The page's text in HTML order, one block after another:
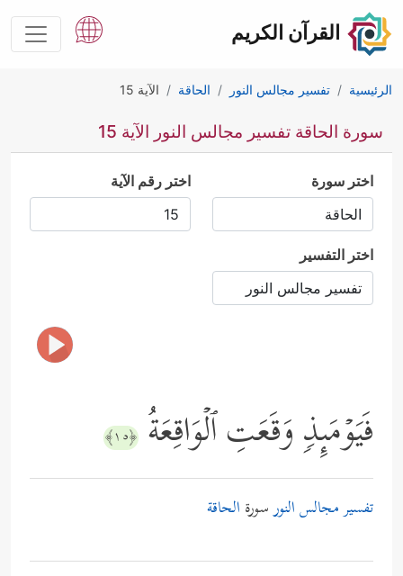
القرآن الكريم
الرئيسية تفسير مجالس النور الحاقة الآية 15
سورة الحاقة تفسير مجالس النور الآية 15
اختر سورة اختر رقم الآية
اختر التفسير
فَیَوۡمَىِٕذࣲ وَقَعَتِ ٱلۡوَاقِعَةُ ﴿١٥﴾
تفسير مجالس النورسورة الحاقة